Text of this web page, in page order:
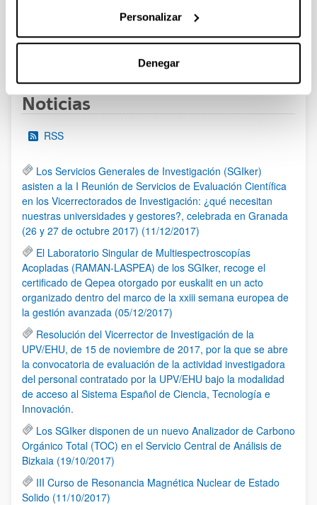
Personalizar
Denegar
PáginaPágina
Noticias
RSS
Los Servicios Generales de Investigación (SGIker)
asisten a la I Reunión de Servicios de Evaluación Científica
en los Vicerrectorados de Investigación: ¿qué necesitan
nuestras universidades y gestores?, celebrada en Granada
(26 y 27 de octubre 2017) (11/12/2017)
El Laboratorio Singular de Multiespectroscopías
Acopladas (RAMAN-LASPEA) de los SGIker, recoge el
certificado de Qepea otorgado por euskalit en un acto
organizado dentro del marco de la xxiii semana europea de
la gestión avanzada (05/12/2017)
Resolución del Vicerrector de Investigación de la
UPV/EHU, de 15 de noviembre de 2017, por la que se abre
la convocatoria de evaluación de la actividad investigadora
del personal contratado por la UPV/EHU bajo la modalidad
de acceso al Sistema Español de Ciencia, Tecnología e
Innovación.
Los SGIker disponen de un nuevo Analizador de Carbono
Orgánico Total (TOC) en el Servicio Central de Análisis de
Bizkaia (19/10/2017)
III Curso de Resonancia Magnética Nuclear de Estado
Solido (11/10/2017)